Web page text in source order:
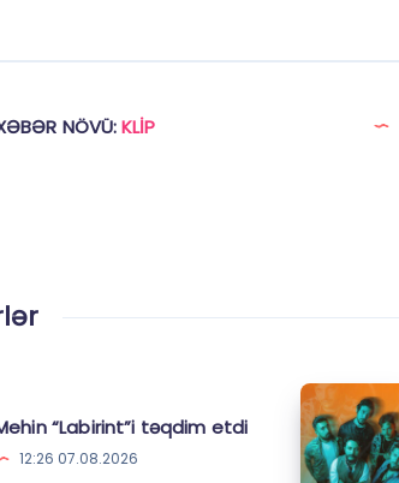
NÖVÜ: KLİP
“Labirint”i təqdim etdi
12:26 07.08.2026
Mərdan
“Haydı,
gözəl